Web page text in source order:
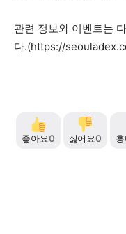
관련 정보와 이벤트는
다.(https://
좋아요0 싫어요0